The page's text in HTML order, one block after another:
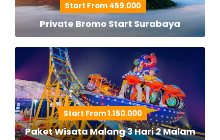
Start From 459.000
Private Bromo Start Surabaya
Start From 1.150.000
Paket Wisata Malang 3 Hari 2 Malam